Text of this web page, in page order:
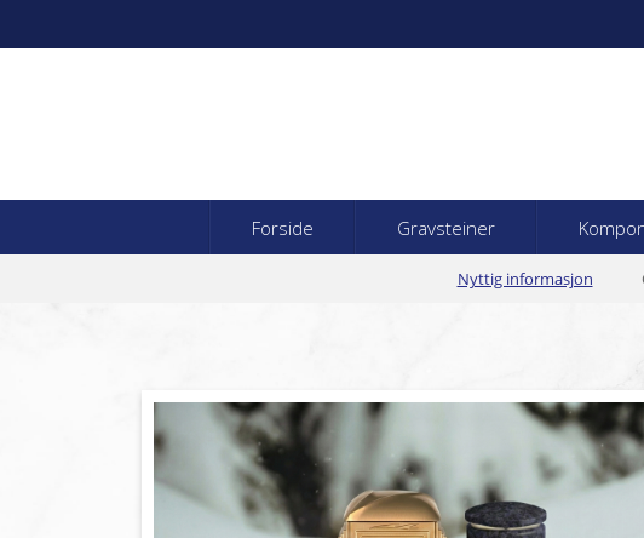
Forside Gravsteiner
Nyttig informasjon